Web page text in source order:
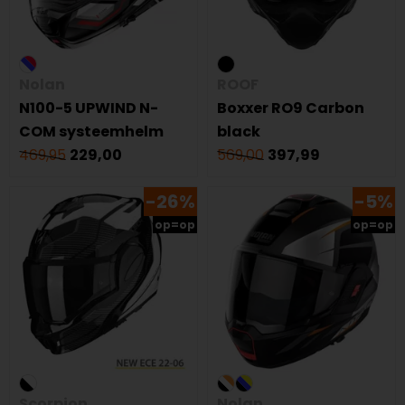
N100-5 UPWIND N-
COM systeemhelm
469,95 229,00
Boxxer RO9 Carbon
black
569,00 397,99
-26%
op=op
-5%
op=op